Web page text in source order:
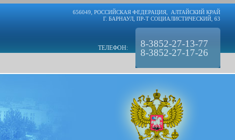
656049, РОССИЙСКАЯ ФЕДЕРАЦИЯ, АЛТАЙСКИЙ КРАЙ
Г. БАРНАУЛ, ПР-Т СОЦИАЛИСТИЧЕСКИЙ, 63
ТЕЛЕФОН:
8-3852-27-13-77
8-3852-27-17-26